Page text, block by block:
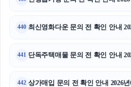
440 최신영화다운 문의 전 확인 안내
441 단독주택매물 문의 전 확인 안내
442 상가매입 문의 전 확인 안내 2026년